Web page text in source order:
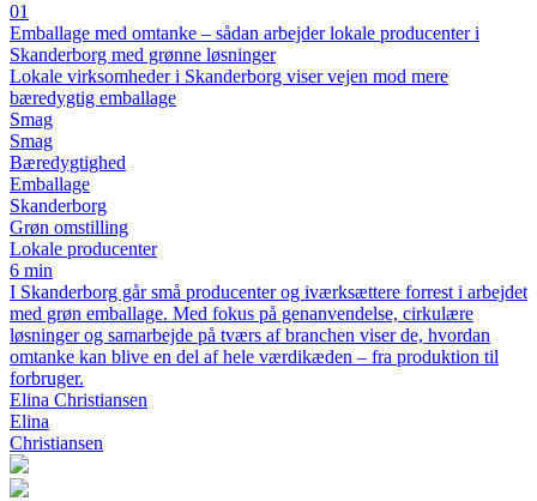
01
Emballage med omtanke – sådan arbejder lokale producenter i
Skanderborg med grønne løsninger
Lokale virksomheder i Skanderborg viser vejen mod mere
bæredygtig emballage
Smag
Smag
Bæredygtighed
Emballage
Skanderborg
Grøn omstilling
Lokale producenter
6 min
I Skanderborg går små producenter og iværksættere forrest i arbejdet
med grøn emballage. Med fokus på genanvendelse, cirkulære
løsninger og samarbejde på tværs af branchen viser de, hvordan
omtanke kan blive en del af hele værdikæden – fra produktion til
forbruger.
Elina Christiansen
Elina
Christiansen